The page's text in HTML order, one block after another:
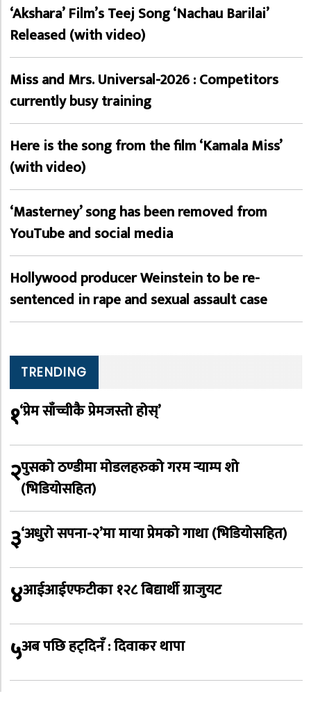
‘Akshara’ Film’s Teej Song ‘Nachau Barilai’
Released (with video)
Miss and Mrs. Universal-2026 : Competitors
currently busy training
Here is the song from the film ‘Kamala Miss’
(with video)
‘Masterney’ song has been removed from
YouTube and social media
Hollywood producer Weinstein to be re-
sentenced in rape and sexual assault case
TRENDING
१‘प्रेम साँच्चीकै प्रेमजस्तो होस्’
२पुसको ठण्डीमा मोडलहरुको गरम र्‍याम्प शो
(भिडियोसहित)
३‘अधुरो सपना-२’मा माया प्रेमको गाथा (भिडियोसहित)
४आईआईएफटीका १२८ बिद्यार्थी ग्राजुयट
५अब पछि हट्दिनँ : दिवाकर थापा